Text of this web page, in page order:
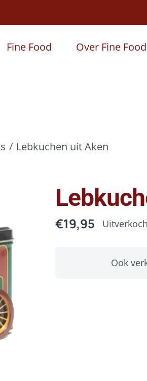
Fine Food Over Fine Food
Lebkuchen uit Aken
€19,95
Ook